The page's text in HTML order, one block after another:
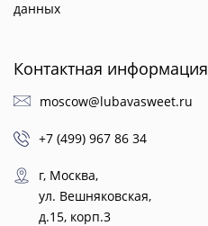
данных
Контактная информация
moscow@lubavasweet.ru
+7 (499) 967 86 34
г, Москва,
ул. Вешняковская,
д.15, корп.3